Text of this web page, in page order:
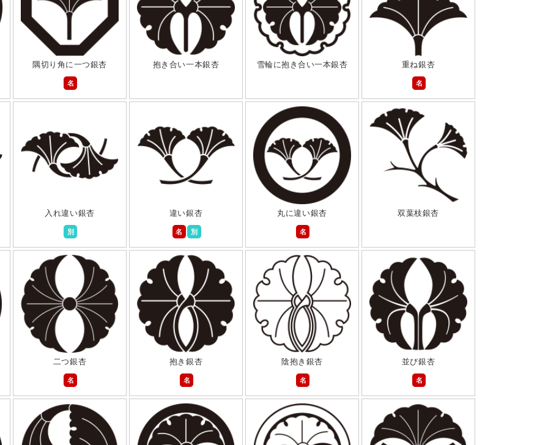
隅切り角に一つ銀杏
名
抱き合い一本銀杏 雪輪に抱き合い一本銀杏
重ね銀杏
名
入れ違い銀杏
別
違い銀杏
名
別
丸に違い銀杏
名
双葉枝銀杏
二つ銀杏
名
抱き銀杏
名
陰抱き銀杏
名
並び銀杏
名